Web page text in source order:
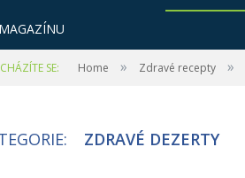
SE: Home » Zdravé recepty »
ZDRAVÉ DEZERTY